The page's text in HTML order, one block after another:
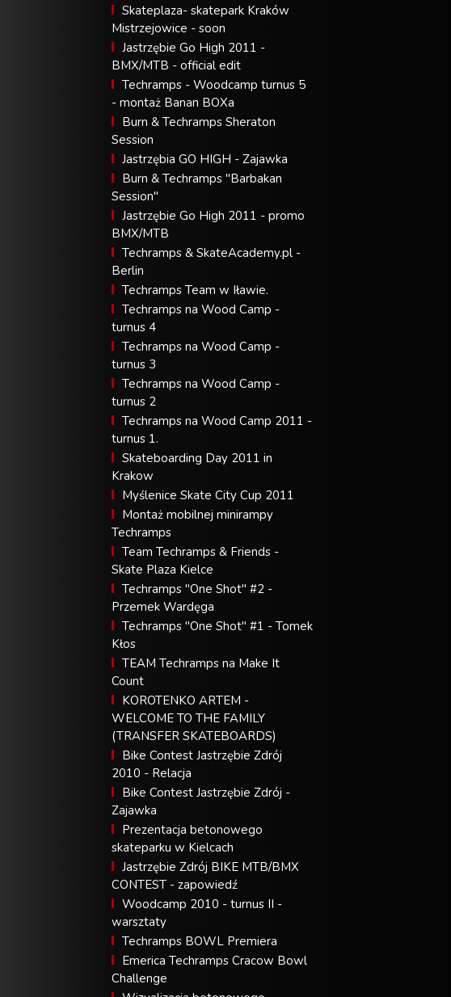
Skateplaza- skatepark Kraków
Mistrzejowice - soon
Jastrzębie Go High 2011 -
BMX/MTB - official edit
Techramps - Woodcamp turnus 5
- montaż Banan BOXa
Burn & Techramps Sheraton
Session
Jastrzębia GO HIGH - Zajawka
Burn & Techramps "Barbakan
Session"
Jastrzębie Go High 2011 - promo
BMX/MTB
Techramps & SkateAcademy.pl -
Berlin
Techramps Team w Iławie.
Techramps na Wood Camp -
turnus 4
Techramps na Wood Camp -
turnus 3
Techramps na Wood Camp -
turnus 2
Techramps na Wood Camp 2011 -
turnus 1.
Skateboarding Day 2011 in
Krakow
Myślenice Skate City Cup 2011
Montaż mobilnej minirampy
Techramps
Team Techramps & Friends -
Skate Plaza Kielce
Techramps "One Shot" #2 -
Przemek Wardęga
Techramps "One Shot" #1 - Tomek
Kłos
TEAM Techramps na Make It
Count
KOROTENKO ARTEM -
WELCOME TO THE FAMILY
(TRANSFER SKATEBOARDS)
Bike Contest Jastrzębie Zdrój
2010 - Relacja
Bike Contest Jastrzębie Zdrój -
Zajawka
Prezentacja betonowego
skateparku w Kielcach
Jastrzębie Zdrój BIKE MTB/BMX
CONTEST - zapowiedź
Woodcamp 2010 - turnus II -
warsztaty
Techramps BOWL Premiera
Emerica Techramps Cracow Bowl
Challenge